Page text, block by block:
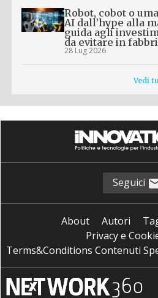
Robot, cobot o
AI dall’hype alla
guida agli
da evitare in
28 Lug 2026
Vedi
Seguici
About Autori
Privacy e
Terms&Conditions Contenuti